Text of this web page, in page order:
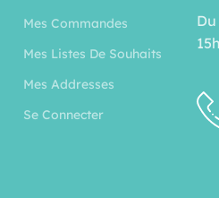
Mes Commandes
Mes Listes De Souhaits
Mes Addresses
Se Connecter